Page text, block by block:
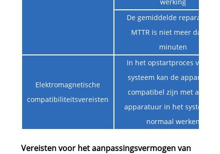
De gemiddelde reparatietijd
MTTR is niet meer dan 20
minuten
Elektromagnetische
compatibiliteitsvereisten
In het opstartproces van het
systeem kan de apparatuur
compatibel zijn met andere
apparatuur in het systeem
normaal werken
Vereisten voor het aanpassingsvermogen van